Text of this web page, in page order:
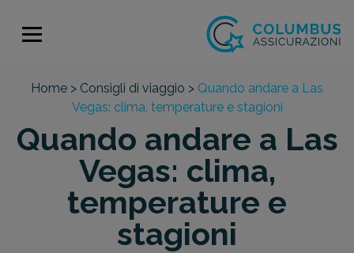
Home > Consigli di viaggio > Quando andare a Las
Vegas: clima, temperature e stagioni
Quando andare a Las
Vegas: clima,
temperature e
stagioni